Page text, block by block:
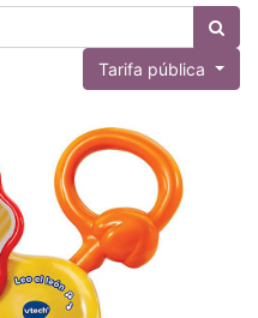
Tarifa pública